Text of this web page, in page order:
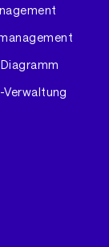
Verwaltung